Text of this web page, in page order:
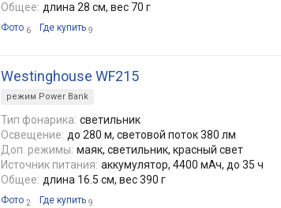
Общее: длина 28 см, вес 70 г
Фото 6 Где купить 9
Westinghouse WF215
режим Power Bank
Тип фонарика: светильник
Освещение: до 280 м, световой поток 380 лм
Доп. режимы: маяк, светильник, красный свет
Источник питания: аккумулятор, 4400 мАч, до 35 ч
Общее: длина 16.5 см, вес 390 г
Фото 2 Где купить 9